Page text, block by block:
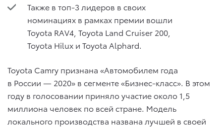
Также в топ-3 лидеров в своих
номинациях в рамках премии вошли
Toyota RAV4, Toyota Land Cruiser 200,
Toyota Hilux и Toyota Alphard.
Toyota Camry признана «Автомобилем года
в России — 2020» в сегменте «Бизнес-класс». В этом
году в голосовании приняло участие около 1,5
миллиона человек по всей стране. Модель
локального производства названа лучшей в своей